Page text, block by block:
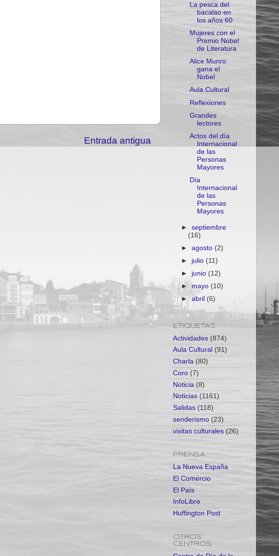
Entrada antigua
La pesca del
bacalao en
los años 60
Mujeres con el
Premio Nobel
de Literatura
Alice Munro
gana el
Nobel
Aula Cultural
Reflexiones
Grandes
lectores
Actos del día
Internacional
de las
Personas
Mayores
Día
Internacional
de las
Personas
Mayores
►septiembre
(16)
►agosto (2)
► julio (11)
► junio (12)
► mayo (10)
►abril (6)
ETIQUETAS
Actividades (874)
Aula Cultural (91)
Charla (80)
Coro (7)
Noticia (8)
Noticias (1161)
Salidas (118)
senderismo (23)
visitas culturales (26)
PRENSA
La Nueva España
El Comercio
El País
InfoLibre
Huffington Post
OTROS
CENTROS